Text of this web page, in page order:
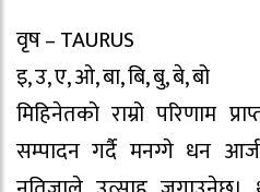
वृष – TAURUS
इ, उ, ए, ओ, बा, बि, बु, बे, बो
मिहिनेतको राम्रो परिणाम
सम्पादन गर्दै मनग्गे धन